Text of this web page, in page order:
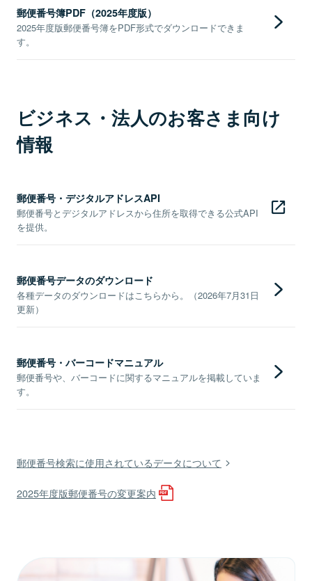
郵便番号簿PDF（2025年度版）
2025年度版郵便番号簿をPDF形式でダウンロードできま
す。
ビジネス・法人のお客さま向け
情報
郵便番号・デジタルアドレスAPI
郵便番号とデジタルアドレスから住所を取得できる公式API
を提供。
郵便番号データのダウンロード
各種データのダウンロードはこちらから。（2026年7月31日
更新）
郵便番号・バーコードマニュアル
郵便番号や、バーコードに関するマニュアルを掲載していま
す。
郵便番号検索に使用されているデータについて
2025年度版郵便番号の変更案内